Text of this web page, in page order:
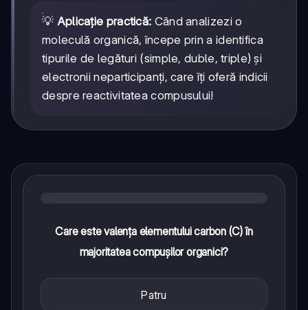
💡 Aplicație practică: Când analizezi o
moleculă organică, începe prin a identifica
tipurile de legături (simple, duble, triple) și
electronii neparticipanți, care îți oferă indicii
despre reactivitatea compusului!
Care este valența elementului carbon (C) în
majoritatea compușilor organici?
Patru